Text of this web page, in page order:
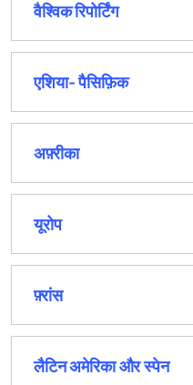
वैश्विक रिपोर्टिंग
एशिया- पैसिफ़िक
अफ़्रीका
यूरोप
फ़्रांस
लैटिन अमेरिका और स्पेन